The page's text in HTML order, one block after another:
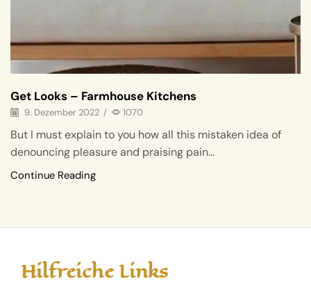
Get Looks – Farmhouse Kitchens
9. Dezember 2022 / 1070
But I must explain to you how all this mistaken idea of
denouncing pleasure and praising pain...
Continue Reading
Hilfreiche Links